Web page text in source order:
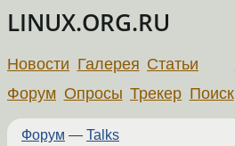
LINUX.ORG.RU
Новости Галерея Статьи
Форум Опросы Трекер Поиск
Форум — Talks